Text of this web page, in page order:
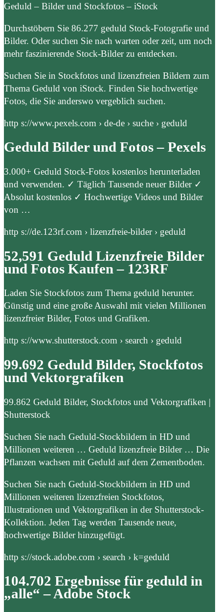
Geduld – Bilder und Stockfotos – iStock
Durchstöbern Sie 86.277 geduld Stock-Fotografie und
Bilder. Oder suchen Sie nach warten oder zeit, um noch
mehr faszinierende Stock-Bilder zu entdecken.
Suchen Sie in Stockfotos und lizenzfreien Bildern zum
Thema Geduld von iStock. Finden Sie hochwertige
Fotos, die Sie anderswo vergeblich suchen.
http s://www.pexels.com › de-de › suche › geduld
Geduld Bilder und Fotos – Pexels
3.000+ Geduld Stock-Fotos kostenlos herunterladen
und verwenden. ✓ Täglich Tausende neuer Bilder ✓
Absolut kostenlos ✓ Hochwertige Videos und Bilder
von …
http s://de.123rf.com › lizenzfreie-bilder › geduld
52,591 Geduld Lizenzfreie Bilder
und Fotos Kaufen – 123RF
Laden Sie Stockfotos zum Thema geduld herunter.
Günstig und eine große Auswahl mit vielen Millionen
lizenzfreier Bilder, Fotos und Grafiken.
http s://www.shutterstock.com › search › geduld
99.692 Geduld Bilder, Stockfotos
und Vektorgrafiken
99.862 Geduld Bilder, Stockfotos und Vektorgrafiken |
Shutterstock
Suchen Sie nach Geduld-Stockbildern in HD und
Millionen weiteren … Geduld lizenzfreie Bilder … Die
Pflanzen wachsen mit Geduld auf dem Zementboden.
Suchen Sie nach Geduld-Stockbildern in HD und
Millionen weiteren lizenzfreien Stockfotos,
Illustrationen und Vektorgrafiken in der Shutterstock-
Kollektion. Jeden Tag werden Tausende neue,
hochwertige Bilder hinzugefügt.
http s://stock.adobe.com › search › k=geduld
104.702 Ergebnisse für geduld in
„alle“ – Adobe Stock